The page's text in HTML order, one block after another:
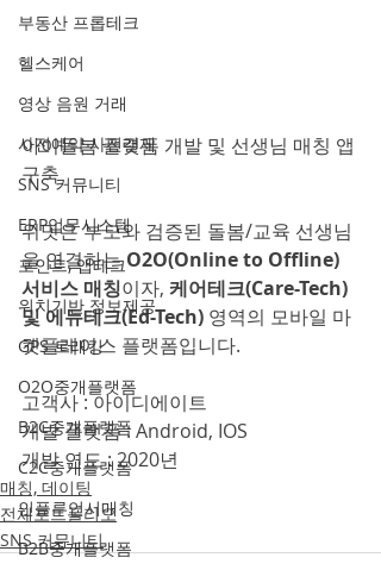
부동산 프롭테크
헬스케어
영상 음원 거래
사전예약 사전결제
SNS 커뮤니티
ERP업무시스템
포인트, 앱테크
위치기반 정보제공
GPS 트래킹
O2O중개플랫폼
B2C중개플랫폼
C2C중개플랫폼
인플루언서매칭
B2B중개플랫폼
아이돌봄 플랫폼 개발 및 선생님 매칭 앱
구축
위밋은 부모와 검증된 돌봄/교육 선생님
을 연결하는 O2O(Online to Offline)
서비스 매칭이자, 케어테크(Care-Tech)
및 에듀테크(Ed-Tech) 영역의 모바일 마
켓플레이스 플랫폼입니다.
고객사 : 아이디에이트
개발 플랫폼 : Android, IOS
개발 연도 : 2020년
매칭, 데이팅
전체포트폴리오
SNS 커뮤니티